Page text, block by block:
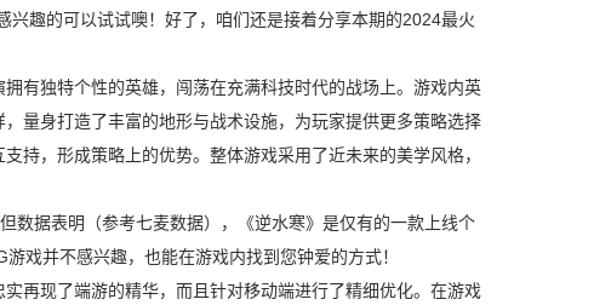
兴趣的可以试试噢！好了，咱们还是接着分享本期的2024最火
独特个性的英雄，闯荡在充满科技时代的战场上。游戏内英
量身打造了丰富的地形与战术设施，为玩家提供更多策略选择
持，形成策略上的优势。整体游戏采用了近未来的美学风格，
据表明（参考七麦数据），《逆水寒》是仅有的一款上线个
戏并不感兴趣，也能在游戏内找到您钟爱的方式！
现了端游的精华，而且针对移动端进行了精细优化。在游戏